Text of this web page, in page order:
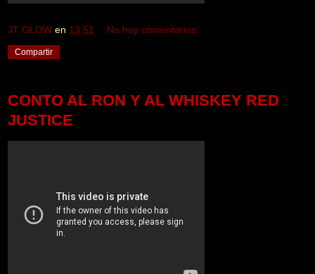
JT GLOW en 13:51 No hay comentarios:
Compartir
CONTO AL RON Y AL WHISKEY RED
JUSTICE